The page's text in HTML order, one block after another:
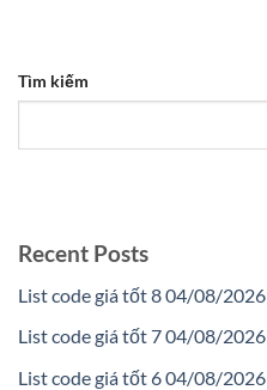
Tìm kiếm
Recent Posts
List code giá tốt 8 04/08/2026
List code giá tốt 7 04/08/2026
List code giá tốt 6 04/08/2026